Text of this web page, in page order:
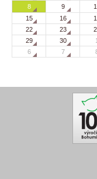
8
9
15
16
22
23
29
30 1
6
7